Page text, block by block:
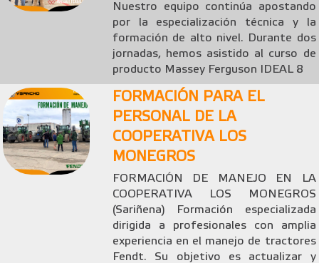
Nuestro equipo continúa apostando
por la especialización técnica y la
formación de alto nivel. Durante dos
jornadas, hemos asistido al curso de
producto Massey Ferguson IDEAL 8
FORMACIÓN PARA EL
PERSONAL DE LA
COOPERATIVA LOS
MONEGROS
FORMACIÓN DE MANEJO EN LA
COOPERATIVA LOS MONEGROS
(Sariñena) Formación especializada
dirigida a profesionales con amplia
experiencia en el manejo de tractores
Fendt. Su objetivo es actualizar y